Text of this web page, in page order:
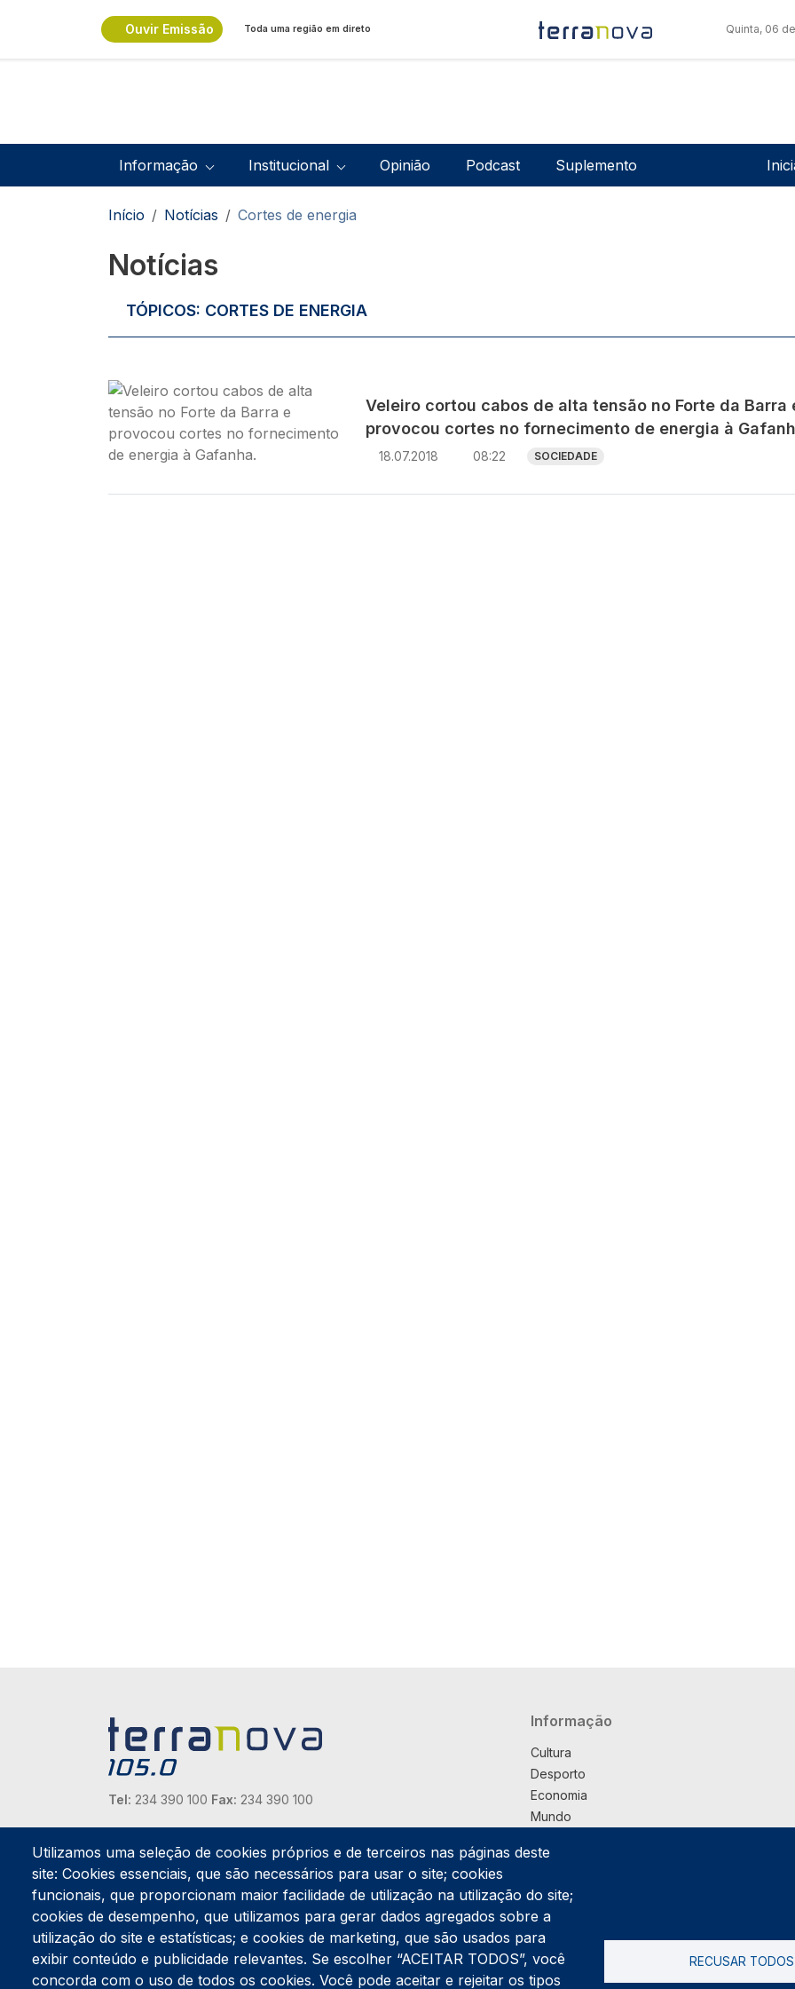
Ouvir Emissão Toda uma região em direto Quinta, 06
Navegação principal
Informação Institucional Opinião Podcast Suplemento
Navegação estrutural
Início Notícias Cortes de energia
Notícias
TÓPICOS: CORTES DE ENERGIA
Imagem
Veleiro cortou cabos de alta tensão no Forte da Barra
provocou cortes no fornecimento de energia à
18.07.2018 08:22 SOCIEDADE
Tel: 234 390 100 Fax: 234 390 100
Endereço Postal
Apartado 42
Rua Gil Eanes 31
3834-908 Gafanha da Nazaré
Estúdios
Rua Prior Guerra
Edifício do Centro Cultural da Gafanha da Nazaré
3830-556 Gafanha da Nazaré
Navegação principal
Informação
Cultura
Desporto
Economia
Mundo
País
Praça
Pub
Saúde
Sociedade
Utilizamos uma seleção de cookies próprios e de terceiros nas páginas deste
site: Cookies essenciais, que são necessários para usar o site; cookies
funcionais, que proporcionam maior facilidade de utilização na utilização do site;
cookies de desempenho, que utilizamos para gerar dados agregados sobre a
utilização do site e estatísticas; e cookies de marketing, que são usados para
exibir conteúdo e publicidade relevantes. Se escolher “ACEITAR TODOS”, você
concorda com o uso de todos os cookies. Você pode aceitar e rejeitar os tipos
RECUSAR TODOS